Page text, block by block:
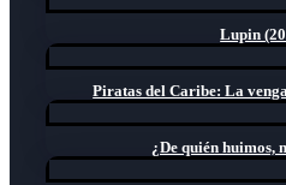
Lupin
Piratas del Caribe: La
¿De quién huimos,